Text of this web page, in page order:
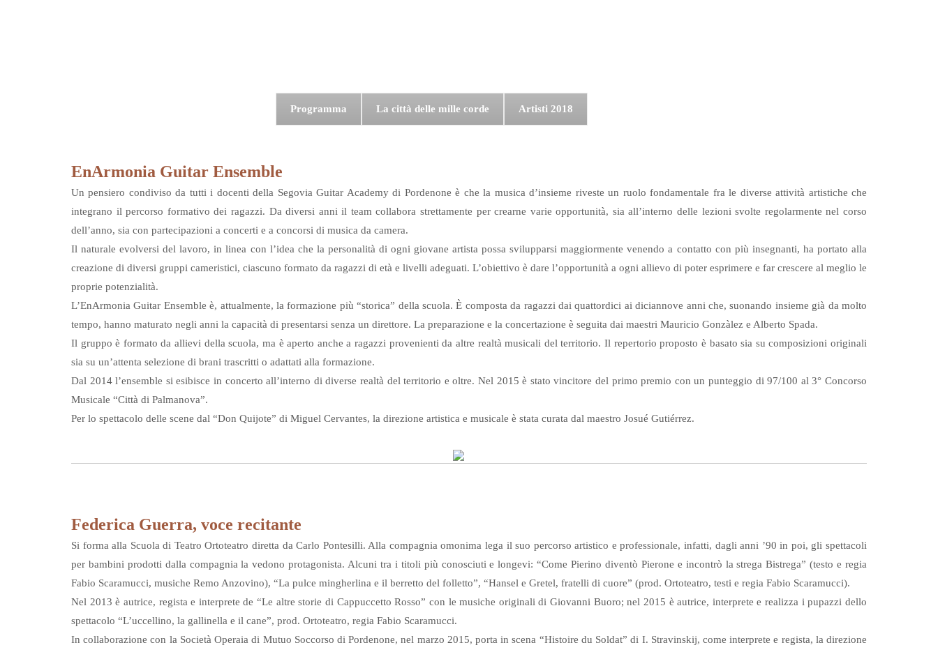
Programma La città delle mille corde Artisti 2018
EnArmonia Guitar Ensemble
Un pensiero condiviso da tutti i docenti della Segovia Guitar Academy di Pordenone è che la musica d’insieme riveste un ruolo fondamentale fra le diverse attività artistiche che
integrano il percorso formativo dei ragazzi. Da diversi anni il team collabora strettamente per crearne varie opportunità, sia all’interno delle lezioni svolte regolarmente nel corso
dell’anno, sia con partecipazioni a concerti e a concorsi di musica da camera.
Il naturale evolversi del lavoro, in linea con l’idea che la personalità di ogni giovane artista possa svilupparsi maggiormente venendo a contatto con più insegnanti, ha portato alla
creazione di diversi gruppi cameristici, ciascuno formato da ragazzi di età e livelli adeguati. L’obiettivo è dare l’opportunità a ogni allievo di poter esprimere e far crescere al meglio le
proprie potenzialità.
L’EnArmonia Guitar Ensemble è, attualmente, la formazione più “storica” della scuola. È composta da ragazzi dai quattordici ai diciannove anni che, suonando insieme già da molto
tempo, hanno maturato negli anni la capacità di presentarsi senza un direttore. La preparazione e la concertazione è seguita dai maestri Mauricio Gonzàlez e Alberto Spada.
Il gruppo è formato da allievi della scuola, ma è aperto anche a ragazzi provenienti da altre realtà musicali del territorio. Il repertorio proposto è basato sia su composizioni originali
sia su un’attenta selezione di brani trascritti o adattati alla formazione.
Dal 2014 l’ensemble si esibisce in concerto all’interno di diverse realtà del territorio e oltre. Nel 2015 è stato vincitore del primo premio con un punteggio di 97/100 al 3° Concorso
Musicale “Città di Palmanova”.
Per lo spettacolo delle scene dal “Don Quijote” di Miguel Cervantes, la direzione artistica e musicale è stata curata dal maestro Josué Gutiérrez.
Federica Guerra, voce recitante
Si forma alla Scuola di Teatro Ortoteatro diretta da Carlo Pontesilli. Alla compagnia omonima lega il suo percorso artistico e professionale, infatti, dagli anni ’90 in poi, gli spettacoli
per bambini prodotti dalla compagnia la vedono protagonista. Alcuni tra i titoli più conosciuti e longevi: “Come Pierino diventò Pierone e incontrò la strega Bistrega” (testo e regia
Fabio Scaramucci, musiche Remo Anzovino), “La pulce mingherlina e il berretto del folletto”, “Hansel e Gretel, fratelli di cuore” (prod. Ortoteatro, testi e regia Fabio Scaramucci).
Nel 2013 è autrice, regista e interprete de “Le altre storie di Cappuccetto Rosso” con le musiche originali di Giovanni Buoro; nel 2015 è autrice, interprete e realizza i pupazzi dello
spettacolo “L’uccellino, la gallinella e il cane”, prod. Ortoteatro, regia Fabio Scaramucci.
In collaborazione con la Società Operaia di Mutuo Soccorso di Pordenone, nel marzo 2015, porta in scena “Histoire du Soldat” di I. Stravinskij, come interprete e regista, la direzione